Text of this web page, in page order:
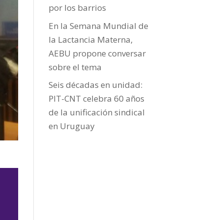
por los barrios
En la Semana Mundial de
la Lactancia Materna,
AEBU propone conversar
sobre el tema
Seis décadas en unidad:
PIT-CNT celebra 60 años
de la unificación sindical
en Uruguay